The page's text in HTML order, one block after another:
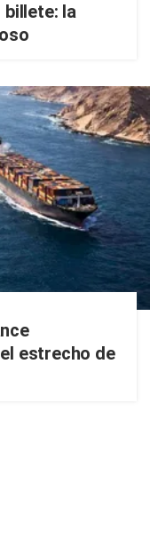
billete: la
estrecho de